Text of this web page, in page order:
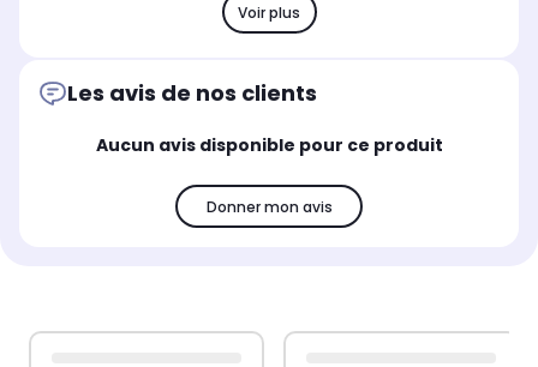
Voir plus
Les avis de nos clients
Aucun avis disponible pour ce produit
Donner mon avis